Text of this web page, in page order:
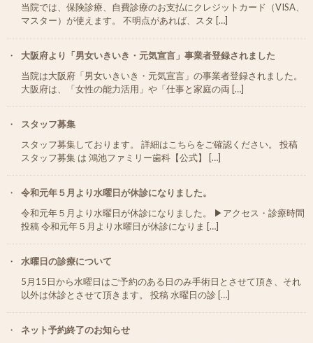
当院では、保険診療、自費診療のお支払にクレジットカード（VISA、
マスター）が使えます。 不明点があれば、スタ […]
大阪府より「男女いきいき・元気宣言」事業者登録されました
当院は大阪府「男女いきいき・元気宣言」の事業者登録されました。
大阪府は、「女性の能力活用」や「仕事と家庭の両 […]
スタッフ募集
スタッフ募集しております。 詳細はこちらをご確認ください。 投稿
スタッフ募集 は 鴻池ファミリー歯科【公式】 […]
令和元年５月より水曜日が休診になりました。
令和元年５月より水曜日が休診になりました。 ▶︎アクセス・診療時間
投稿 令和元年５月より水曜日が休診になりま […]
水曜日の診療について
5月15日から水曜日はご予約のある日のみ手術日とさせて頂き、それ
以外は休診とさせて頂きます。 投稿 水曜日の診 […]
ネット予約終了のお知らせ